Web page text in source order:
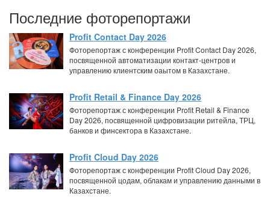
Последние фоторепортажи
Profit Contact Day 2026
Фоторепортаж с конференции Profit Contact Day 2026,
посвященной автоматизации контакт-центров и
управлению клиентским оаытом в Казахстане.
Profit Retail & Finance Day 2026
Фоторепортаж с конференции Profit Retail & Finance
Day 2026, посвященной цифровизации ритейла, ТРЦ,
банков и финсектора в Казахстане.
Profit Cloud Day 2026
Фоторепортаж с конференции Profit Cloud Day 2026,
посвященной цодам, облакам и управлению данными в
Казахстане.